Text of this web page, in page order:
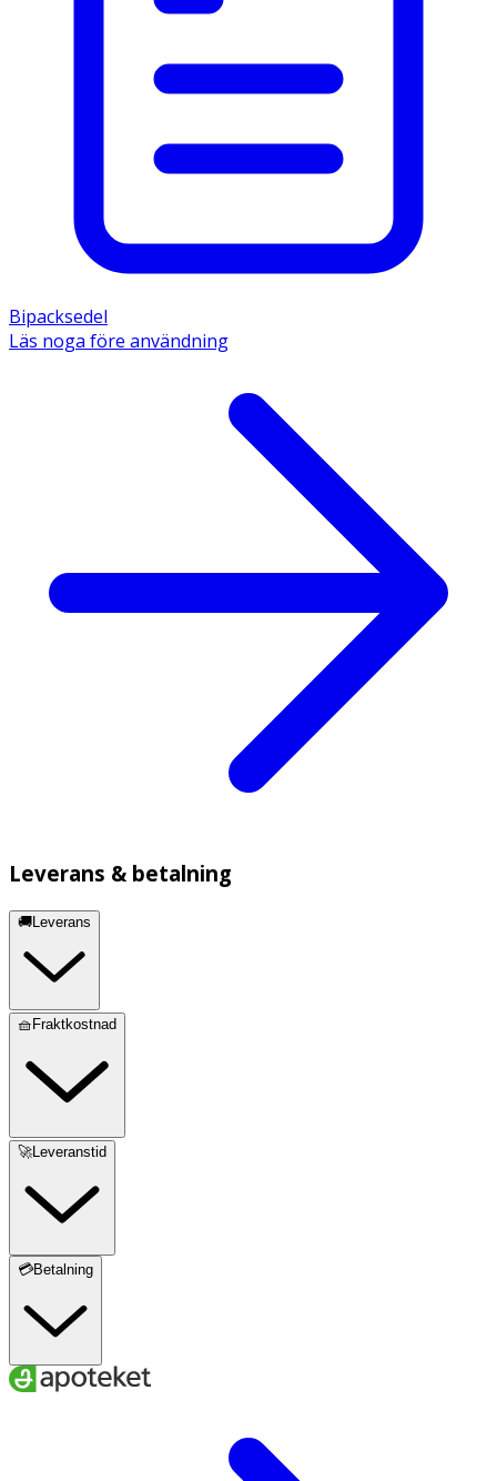
Bipacksedel
Läs noga före användning
Leverans & betalning
🚚Leverans
🧺Fraktkostnad
🚀Leveranstid
💳Betalning